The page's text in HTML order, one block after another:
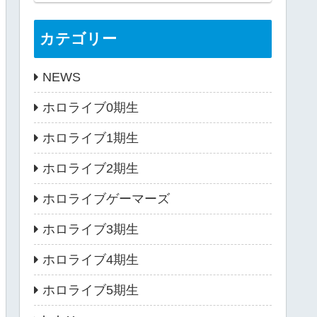
カテゴリー
NEWS
ホロライブ0期生
ホロライブ1期生
ホロライブ2期生
ホロライブゲーマーズ
ホロライブ3期生
ホロライブ4期生
ホロライブ5期生